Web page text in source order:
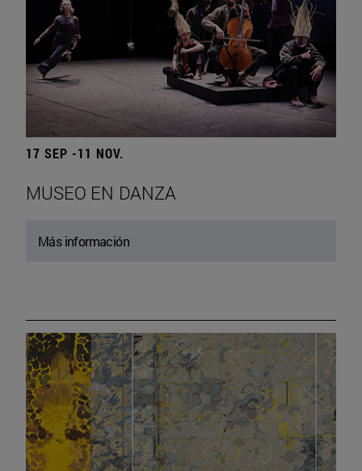
17 SEP -11 NOV.
MUSEO EN DANZA
Más información